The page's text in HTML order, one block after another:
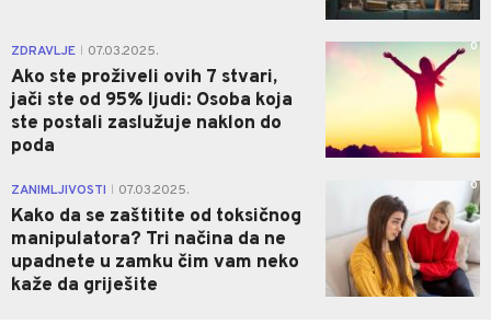
ZDRAVLJE 07.03.2025.
Ako ste proživeli ovih 7 stvari,
jači ste od 95% ljudi: Osoba koja
ste postali zaslužuje naklon do
poda
0
ZANIMLJIVOSTI 07.03.2025.
Kako da se zaštitite od toksičnog
manipulatora? Tri načina da ne
upadnete u zamku čim vam neko
kaže da griješite
0